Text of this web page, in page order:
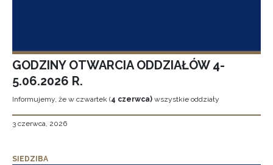
GODZINY OTWARCIA ODDZIAŁÓW 4-
5.06.2026 R.
Informujemy, że w czwartek (4 czerwca) wszystkie oddziały
3 czerwca, 2026
SIEDZIBA